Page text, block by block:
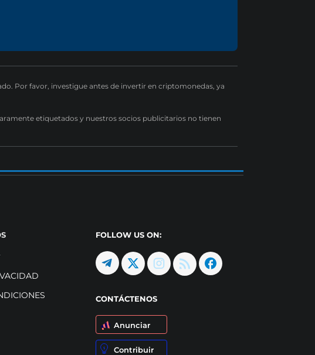
Por favor, investigue antes de invertir en criptomonedas, ya
etiquetados y nuestros socios publicitarios no tienen
FOLLOW US ON:
CONTÁCTENOS
Anunciar
Contribuir